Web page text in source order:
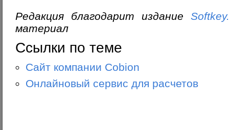
Редакция благодарит издание
материал
Ссылки по теме
Сайт компании Cobion
Онлайновый сервис для расчетов